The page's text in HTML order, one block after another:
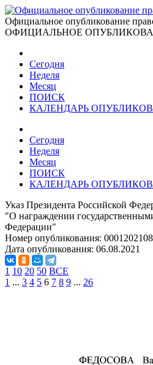
Официальное опубликование
ОФИЦИАЛЬНОЕ
Сегодня
Неделя
Месяц
ПОИСК
КАЛЕНДАРЬ
Сегодня
Неделя
Месяц
ПОИСК
КАЛЕНДАРЬ
Указ Президента Российской
"О награждении
Федерации"
Номер опубликования:
Дата опубликования: 06.08.2021
1 10 20 50 ВСЕ
1 ... 3 4 5 6 7 8 9 ... 26